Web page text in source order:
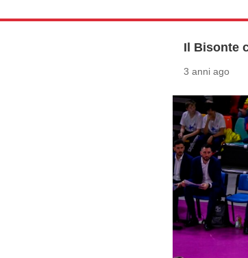
Il Bisonte
3 anni ago